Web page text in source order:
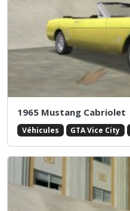
1965 Mustang Cabriolet
Véhicules GTA Vice City